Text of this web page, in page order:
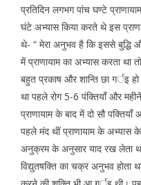
प्रतिदिन लगभग पांच घण्टे
घंटे अभ्यास किया करते थे इस
थे- “ मेरा अनुभव है कि इससे बुद्धि
में प्राणायाम का अभ्यास करता था
बहुत प्रकाष और शान्ति छा गर्इ
था पहले रोग 5-6 पंक्तियाँ और
प्राणायाम के बाद में दो सौ
पहले मंद थीं प्राणायाम के अभ्यास
अनुक्रम के अनुसार याद रख लेता
विद्युतषक्ति का चक्र अनुभव होता